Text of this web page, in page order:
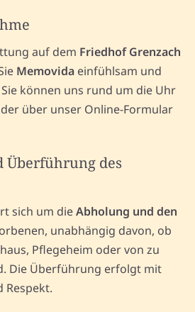
auf dem Friedhof Grenzach
Memovida einfühlsam und
können uns rund um die Uhr
über unser Online-Formular
Überführung des
sich um dieAbholung und den
unabhängig davon, ob
Pflegeheim oder von zu
Die Überführung erfolgt mit